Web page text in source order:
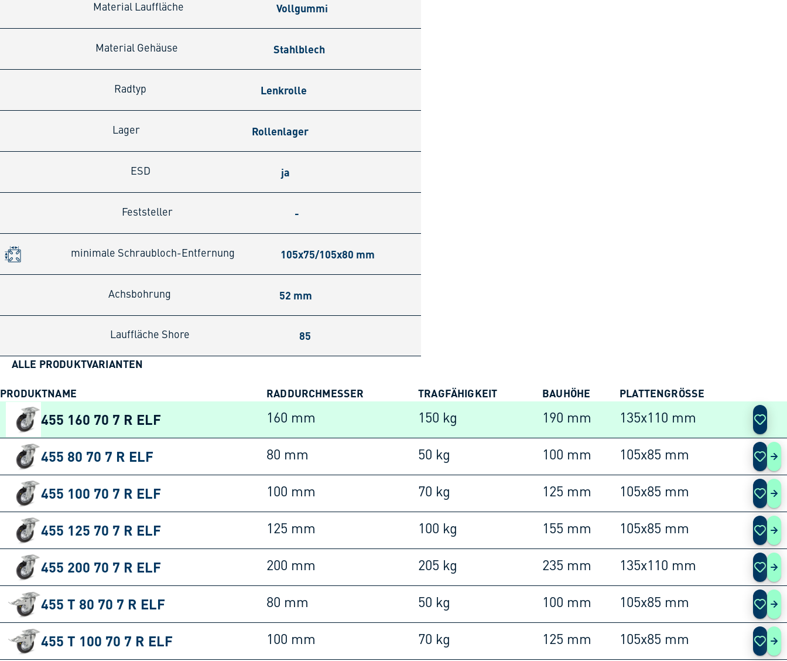
Material Lauffläche Vollgummi
Material Gehäuse Stahlblech
Radtyp Lenkrolle
Lager Rollenlager
ESD ja
Feststeller -
minimale Schraubloch-Entfernung 105x75/105x80 mm
Achsbohrung 52 mm
Lauffläche Shore 85
ALLE PRODUKTVARIANTEN
PRODUKTNAME RADDURCHMESSER TRAGFÄHIGKEIT BAUHÖHE PLATTENGRÖSSE
455 160 70 7 R ELF 160 mm 150 kg 190 mm 135x110 mm
455 80 70 7 R ELF 80 mm 50 kg 100 mm 105x85 mm
455 100 70 7 R ELF 100 mm 70 kg 125 mm 105x85 mm
455 125 70 7 R ELF 125 mm 100 kg 155 mm 105x85 mm
455 200 70 7 R ELF 200 mm 205 kg 235 mm 135x110 mm
455 T 80 70 7 R ELF 80 mm 50 kg 100 mm 105x85 mm
455 T 100 70 7 R ELF 100 mm 70 kg 125 mm 105x85 mm